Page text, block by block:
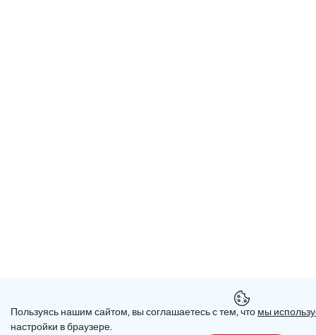
Пользуясь нашим сайтом, вы соглашаетесь с тем, что мы
настройки в браузере.